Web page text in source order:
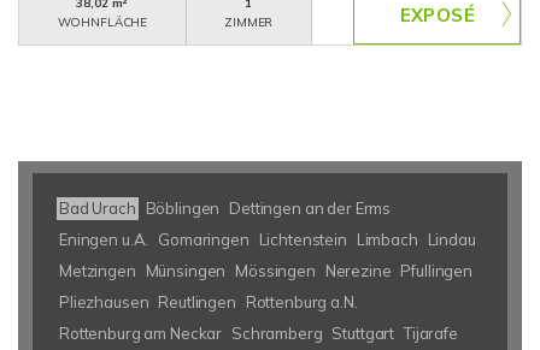
WOHNFLÄCHE
ZIMMER
Bad Urach Böblingen
Dettingen an der Erms
Eningen u.A.
Gomaringen Lichtenstein Limbach
Lindau
Metzingen
Münsingen Mössingen Nerezine Pfullingen
Pliezhausen Reutlingen
Rottenburg a.N.
Rottenburg am Neckar Schramberg Stuttgart Tijarafe